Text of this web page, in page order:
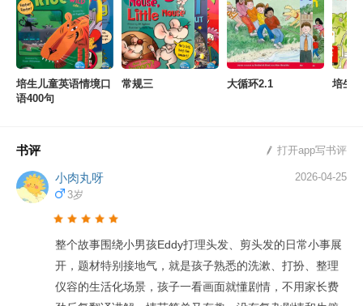
培生儿童英语情境口
语400句
常规三 大循环2.1 培生
书评 打开app写书评
小肉丸呀
3岁
2026-04-25
整个故事围绕小男孩Eddy打理头发、剪头发的日常小事展
开，题材特别接地气，就是孩子熟悉的洗漱、打扮、整理
仪容的生活化场景，孩子一看画面就懂剧情，不用家长费